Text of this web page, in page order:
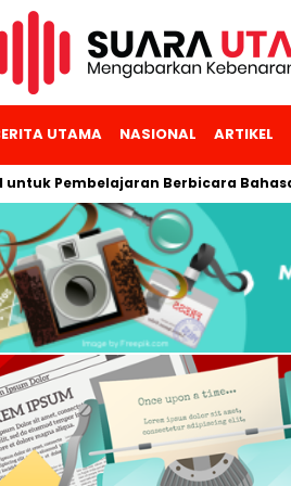
UTAMA NASIONAL ARTIKEL
Berbicara Bahasa Arab